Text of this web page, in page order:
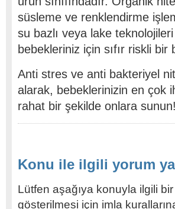
süsleme ve renklendirme
su bazlı veya lake
bebekleriniz için sıfır riskli
Anti stres ve anti bakteriyel
alarak, bebeklerinizin en çok
rahat bir şekilde onlara sunun!
Konu ile ilgili yorum
Lütfen aşağıya konuyla ilgili bir
gösterilmesi için imla